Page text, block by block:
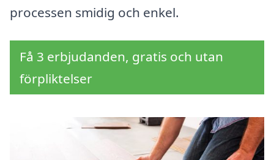
processen smidig och enkel.
Få 3 erbjudanden, gratis och utan
förpliktelser